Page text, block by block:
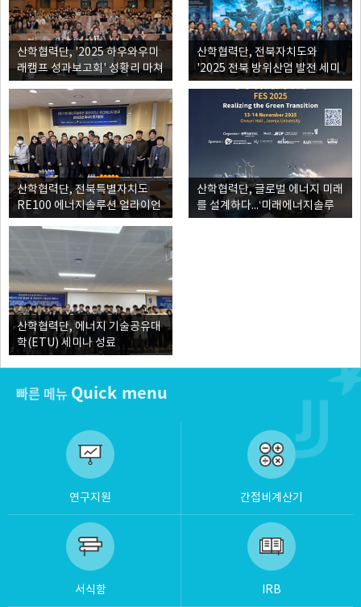
산학협력단, '2025 하우와우미
래캠프 성과보고회' 성황리 마쳐
산학협력단, 전북자치도와
'2025 전북 방위산업 발전 세미
나' 성료
산학협력단, 전북특별자치도
RE100 에너지솔루션 얼라이언
스 분산에너지 분과 정기회의 개
산학협력단, 글로벌 에너지 미래
를 설계하다...‘미래에너지솔루
션 2025’ 국제심포지엄 개최
산학협력단, 에너지 기술공유대
학(ETU) 세미나 성료
빠른 메뉴 Quick menu
연구지원 간접비계산기
서식함 IRB